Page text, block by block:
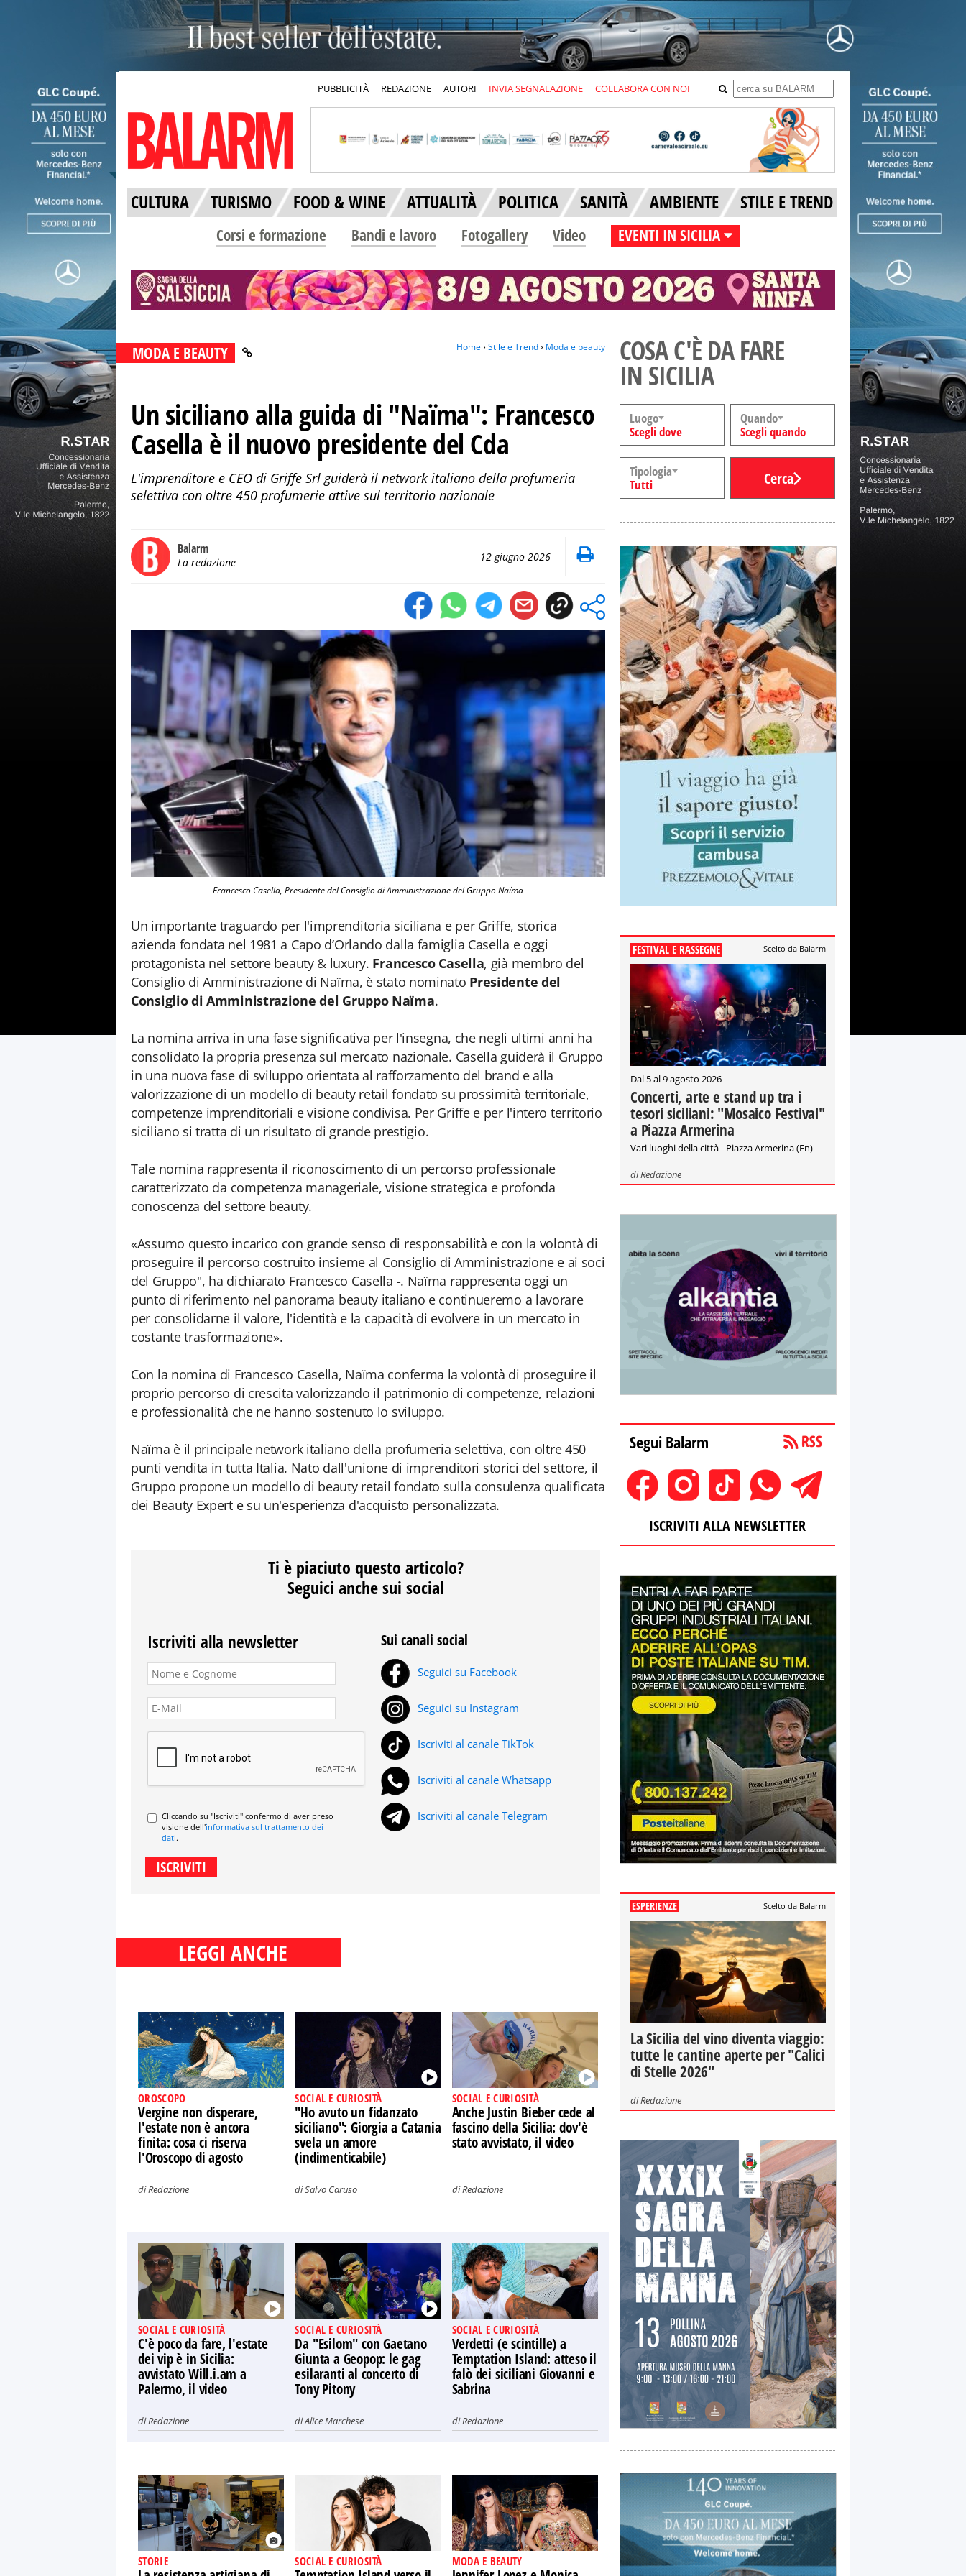
PUBBLICITÀ REDAZIONE AUTORI INVIA SEGNALAZIONE COLLABORA CON NOI
CULTURA TURISMO FOOD & WINE ATTUALITÀ POLITICA SANITÀ AMBIENTE STILE E TREND
Corsi e formazione Bandi e lavoro Fotogallery Video EVENTI IN SICILIA
MODA E BEAUTY Home› Stile e Trend› Moda e beauty
Un siciliano alla guida di "Naïma": Francesco
Casella è il nuovo presidente del Cda
L'imprenditore e CEO di Griffe Srl guiderà il network italiano della profumeria
selettiva con oltre 450 profumerie attive sul territorio nazionale
Balarm
La redazione 12 giugno 2026
Francesco Casella, Presidente del Consiglio di Amministrazione del Gruppo Naïma
Un importante traguardo per l'imprenditoria siciliana e per Griffe, storica
azienda fondata nel 1981 a Capo d’Orlando dalla famiglia Casella e oggi
protagonista nel settore beauty & luxury. Francesco Casella, già membro del
Consiglio di Amministrazione di Naïma, è stato nominato Presidente del
Consiglio di Amministrazione del Gruppo Naïma.
La nomina arriva in una fase significativa per l'insegna, che negli ultimi anni ha
consolidato la propria presenza sul mercato nazionale. Casella guiderà il Gruppo
in una nuova fase di sviluppo orientata al rafforzamento del brand e alla
valorizzazione di un modello di beauty retail fondato su prossimità territoriale,
competenze imprenditoriali e visione condivisa. Per Griffe e per l'intero territorio
siciliano si tratta di un risultato di grande prestigio.
Tale nomina rappresenta il riconoscimento di un percorso professionale
caratterizzato da competenza manageriale, visione strategica e profonda
conoscenza del settore beauty.
«Assumo questo incarico con grande senso di responsabilità e con la volontà di
proseguire il percorso costruito insieme al Consiglio di Amministrazione e ai soci
del Gruppo", ha dichiarato Francesco Casella -. Naïma rappresenta oggi un
punto di riferimento nel panorama beauty italiano e continueremo a lavorare
per consolidarne il valore, l'identità e la capacità di evolvere in un mercato in
costante trasformazione».
Con la nomina di Francesco Casella, Naïma conferma la volontà di proseguire il
proprio percorso di crescita valorizzando il patrimonio di competenze, relazioni
e professionalità che ne hanno sostenuto lo sviluppo.
Naïma è il principale network italiano della profumeria selettiva, con oltre 450
punti vendita in tutta Italia. Nato dall'unione di imprenditori storici del settore, il
Gruppo propone un modello di beauty retail fondato sulla consulenza qualificata
dei Beauty Expert e su un'esperienza d'acquisto personalizzata.
Ti è piaciuto questo articolo?
Seguici anche sui social
Iscriviti alla newsletter
Cliccando su "Iscriviti" confermo di aver preso
visione dell'informativa sul trattamento dei
dati.
Sui canali social
Seguici su Facebook
Seguici su Instagram
Iscriviti al canale TikTok
Iscriviti al canale Whatsapp
Iscriviti al canale Telegram
LEGGI ANCHE
OROSCOPO
Vergine non disperare,
l'estate non è ancora
finita: cosa ci riserva
l'Oroscopo di agosto
diRedazione
SOCIAL E CURIOSITÀ
"Ho avuto un fidanzato
siciliano": Giorgia a Catania
svela un amore
(indimenticabile)
diSalvo Caruso
SOCIAL E CURIOSITÀ
Anche Justin Bieber cede al
fascino della Sicilia: dov'è
stato avvistato, il video
diRedazione
SOCIAL E CURIOSITÀ
C'è poco da fare, l'estate
dei vip è in Sicilia:
avvistato Will.i.am a
Palermo, il video
diRedazione
SOCIAL E CURIOSITÀ
Da "Esilom" con Gaetano
Giunta a Geopop: le gag
esilaranti al concerto di
Tony Pitony
diAlice Marchese
SOCIAL E CURIOSITÀ
Verdetti (e scintille) a
Temptation Island: atteso il
falò dei siciliani Giovanni e
Sabrina
diRedazione
STORIE SOCIAL E CURIOSITÀ MODA E BEAUTY
COSA C'È DA FARE
IN SICILIA
Luogo
Scegli dove
Quando
Scegli quando
Tipologia
Tutti
Cerca
FESTIVAL E RASSEGNE Scelto da Balarm
Dal 5 al 9 agosto 2026
Concerti, arte e stand up tra i
tesori siciliani: "Mosaico Festival"
a Piazza Armerina
Vari luoghi della città - Piazza Armerina (En)
diRedazione
Segui Balarm
ISCRIVITI ALLA NEWSLETTER
ESPERIENZE Scelto da Balarm
La Sicilia del vino diventa viaggio:
tutte le cantine aperte per "Calici
di Stelle 2026"
diRedazione